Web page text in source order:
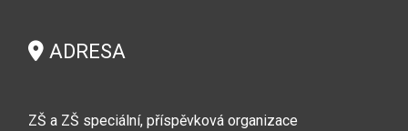
ADRESA
ZŠ a ZŠ speciální, příspěvková organizace